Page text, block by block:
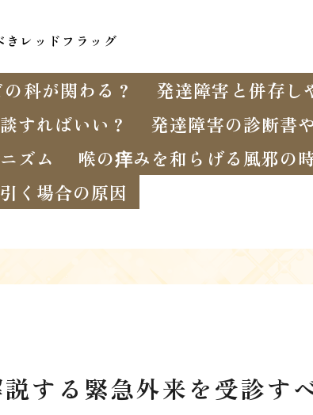
レッドフラッグ
科が関わる？
発達障害と併存し
すればいい？
発達障害の診断書
ズム
喉の痒みを和らげる風邪の
く場合の原因
する緊急外来を受診す